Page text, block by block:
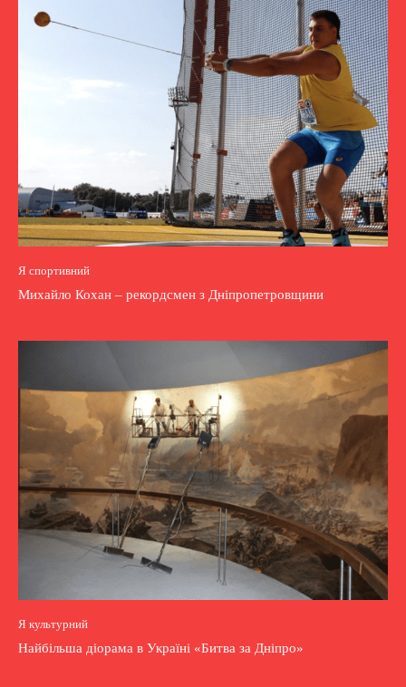
Я спортивний
Михайло Кохан – рекордсмен з Дніпропетровщини
Я культурний
Найбільша діорама в Україні «Битва за Дніпро»